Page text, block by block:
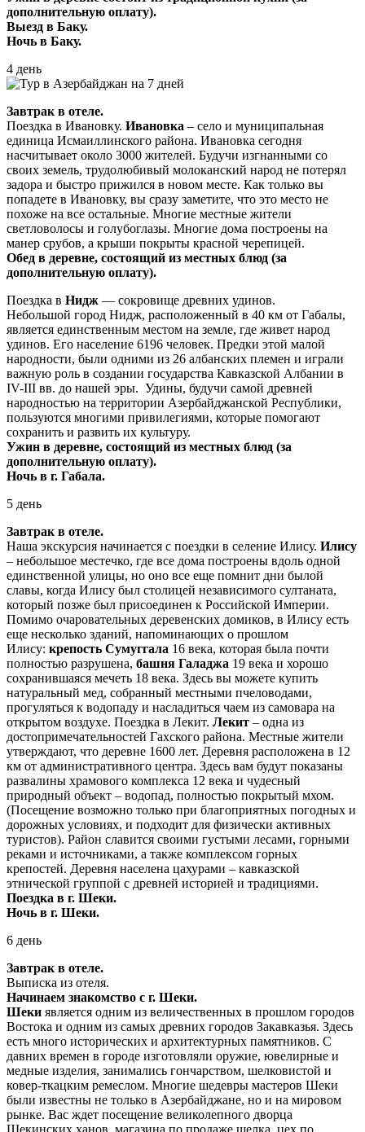
дополнительную оплату).
Выезд в Баку.
Ночь в Баку.
4 день
Завтрак в отеле.
Поездка в Ивановку. Ивановка – село и муниципальная
единица Исмаиллинского района. Ивановка сегодня
насчитывает около 3000 жителей. Будучи изгнанными со
своих земель, трудолюбивый молоканский народ не потерял
задора и быстро прижился в новом месте. Как только вы
попадете в Ивановку, вы сразу заметите, что это место не
похоже на все остальные. Многие местные жители
светловолосы и голубоглазы. Многие дома построены на
манер срубов, а крыши покрыты красной черепицей.
Обед в деревне, состоящий из местных блюд (за
дополнительную оплату).
Поездка в Нидж — сокровище древних удинов.
Небольшой город Нидж, расположенный в 40 км от Габалы,
является единственным местом на земле, где живет народ
удинов. Его население 6196 человек. Предки этой малой
народности, были одними из 26 албанских племен и играли
важную роль в создании государства Кавказской Албании в
IV-III вв. до нашей эры. Удины, будучи самой древней
народностью на территории Азербайджанской Республики,
пользуются многими привилегиями, которые помогают
сохранить и развить их культуру.
Ужин в деревне, состоящий из местных блюд (за
дополнительную оплату).
Ночь в г. Габала.
5 день
Завтрак в отеле.
Наша экскурсия начинается с поездки в селение Илису. Илису
– небольшое местечко, где все дома построены вдоль одной
единственной улицы, но оно все еще помнит дни былой
славы, когда Илису был столицей независимого султаната,
который позже был присоединен к Российской Империи.
Помимо очаровательных деревенских домиков, в Илису есть
еще несколько зданий, напоминающих о прошлом
Илису: крепость Сумуггала 16 века, которая была почти
полностью разрушена, башня Галаджа 19 века и хорошо
сохранившаяся мечеть 18 века. Здесь вы можете купить
натуральный мед, собранный местными пчеловодами,
прогуляться к водопаду и насладиться чаем из самовара на
открытом воздухе. Поездка в Лекит. Лекит – одна из
достопримечательностей Гахского района. Местные жители
утверждают, что деревне 1600 лет. Деревня расположена в 12
км от административного центра. Здесь вам будут показаны
развалины храмового комплекса 12 века и чудесный
природный объект – водопад, полностью покрытый мхом.
(Посещение возможно только при благоприятных погодных и
дорожных условиях, и подходит для физически активных
туристов). Район славится своими густыми лесами, горными
реками и источниками, а также комплексом горных
крепостей. Деревня населена цахурами – кавказской
этнической группой с древней историей и традициями.
Поездка в г. Шеки.
Ночь в г. Шеки.
6 день
Завтрак в отеле.
Выписка из отеля.
Начинаем знакомство с г. Шеки.
Шеки является одним из величественных в прошлом городов
Востока и одним из самых древних городов Закавказья. Здесь
есть много исторических и архитектурных памятников. С
давних времен в городе изготовляли оружие, ювелирные и
медные изделия, занимались гончарством, шелковистой и
ковер-ткацким ремеслом. Многие шедевры мастеров Шеки
были известны не только в Азербайджане, но и на мировом
рынке. Вас ждет посещение великолепного дворца
Шекинских ханов, магазина по продаже шелка, цех по